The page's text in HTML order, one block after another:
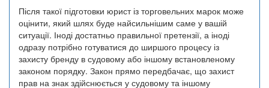
Після такої підготовки юрист із торговельних марок може
оцінити, який шлях буде найсильнішим саме у вашій
ситуації. Іноді достатньо правильної претензії, а іноді
одразу потрібно готуватися до ширшого процесу із
захисту бренду в судовому або іншому встановленому
законом порядку. Закон прямо передбачає, що захист
прав на знак здійснюється у судовому та іншому